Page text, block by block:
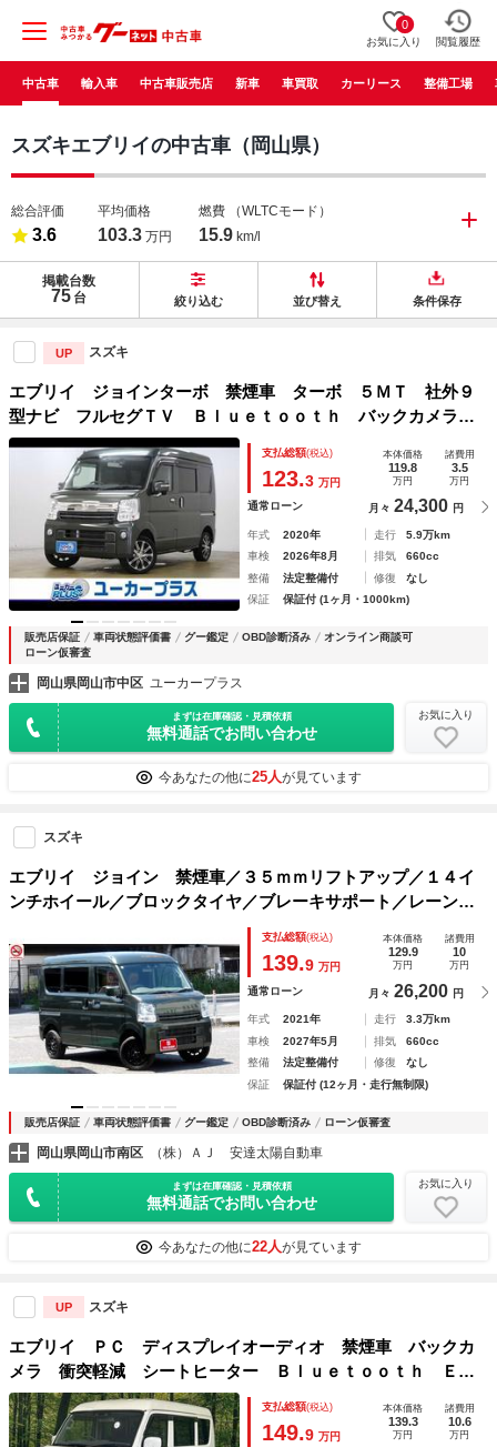
0
お気に入り 閲覧履歴
中古車 輸入車 中古車販売店 新車 車買取 カーリース 整備工場
スズキエブリイの中古車（岡山県）
総合評価
3.6
平均価格
103.3 万円
燃費 （WLTCモード）
15.9 km/l
掲載台数
75 台 絞り込む 並び替え 条件保存
UP スズキ
エブリイ ジョインターボ 禁煙車 ターボ ５ＭＴ 社外９
型ナビ フルセグＴＶ Ｂｌｕｅｔｏｏｔｈ バックカメラ
ＥＴＣ キーレスキー オーバーヘッドコンソール ハイルー
フ 社外１４インチアルミ
支払総額(税込)
123.3 万円
本体価格
119.8
万円
諸費用
3.5
万円
通常ローン 月々 24,300 円
年式 2020年 走行
5.9万km
車検
2026年8月 排気
660cc
整備
法定整備付 修復
なし
保証
保証付 (1ヶ月・1000km)
販売店保証 車両状態評価書 グー鑑定 OBD診断済み
オンライン商談可
ローン仮審査
岡山県岡山市中区 ユーカープラス
まずは在庫確認・見積依頼
無料通話でお問い合わせ
お気に入り
今あなたの他に25人が見ています
スズキ
エブリイ ジョイン 禁煙車／３５ｍｍリフトアップ／１４イ
ンチホイール／ブロックタイヤ／ブレーキサポート／レーンア
シスト／ワイドナビ／フルセグ／ＢＴ／バックカメラ／ソナー
／ドラレコ／ＥＴＣ／オートＬＥＤ／自社工場１年保証付
支払総額(税込)
139.9 万円
本体価格
129.9
万円
諸費用
10
万円
通常ローン 月々 26,200 円
年式 2021年 走行
3.3万km
車検
2027年5月 排気
660cc
整備
法定整備付 修復
なし
保証
保証付 (12ヶ月・走行無制限)
販売店保証 車両状態評価書 グー鑑定 OBD診断済み ローン仮審査
岡山県岡山市南区 （株）ＡＪ 安達太陽自動車
まずは在庫確認・見積依頼
無料通話でお問い合わせ
お気に入り
今あなたの他に22人が見ています
UP スズキ
エブリイ ＰＣ ディスプレイオーディオ 禁煙車 バックカ
メラ 衝突軽減 シートヒーター Ｂｌｕｅｔｏｏｔｈ ＥＴ
Ｃ パーキングセンサー キーレス アイドリングストップ
支払総額(税込)
149.9 万円
本体価格
139.3
万円
諸費用
10.6
万円